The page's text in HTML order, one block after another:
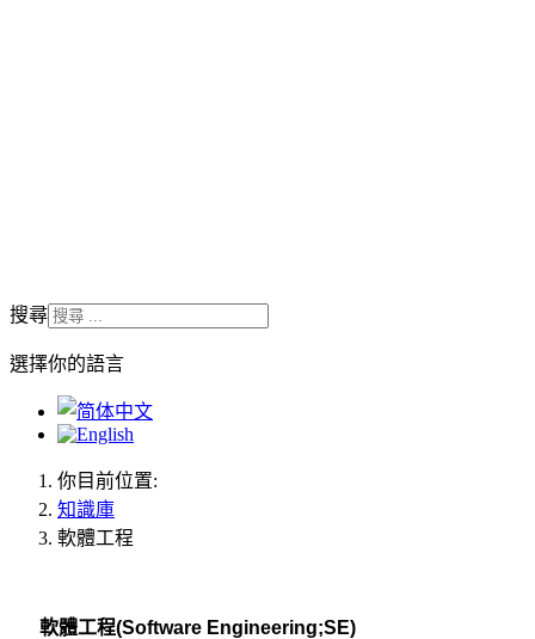
搜尋
選擇你的語言
你目前位置:
知識庫
軟體工程
軟體工程(Software Engineering;SE)